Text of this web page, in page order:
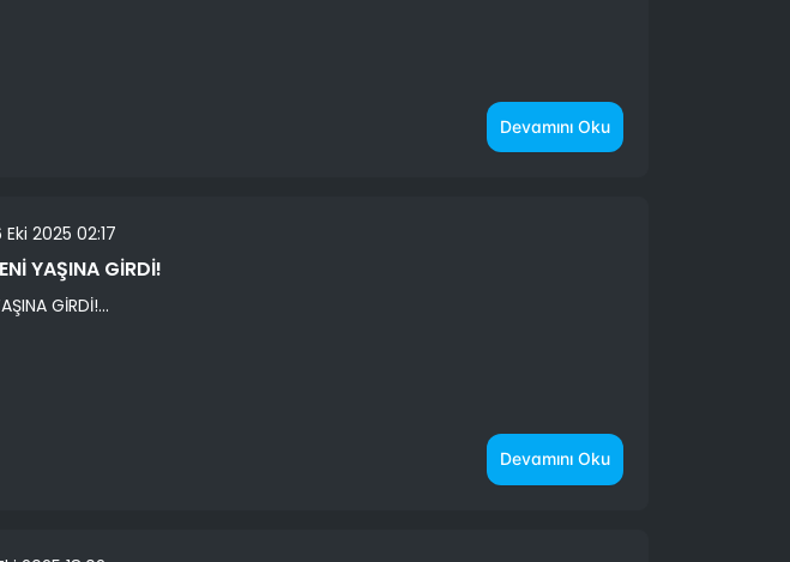
Devamını Oku
Eki 2025 02:17
YAŞINA GİRDİ!
GİRDİ!...
Devamını Oku